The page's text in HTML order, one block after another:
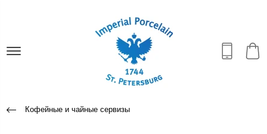
Кофейные и чайные сервизы